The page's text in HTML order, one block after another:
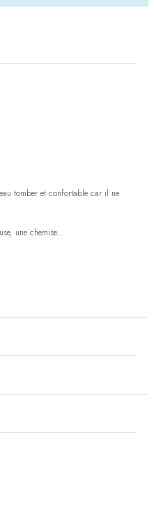
tomber et confortable car il ne
une chemise...